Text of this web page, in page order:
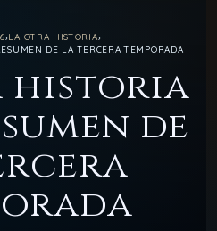
›LA OTRA HISTORIA›
DE LA TERCERA TEMPORADA
historia
de